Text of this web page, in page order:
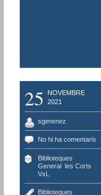
25
NOVEMBRE
2021
sgimenez
No hi ha comentaris
Biblioteques
General, les Corts
VxL
Biblioteques